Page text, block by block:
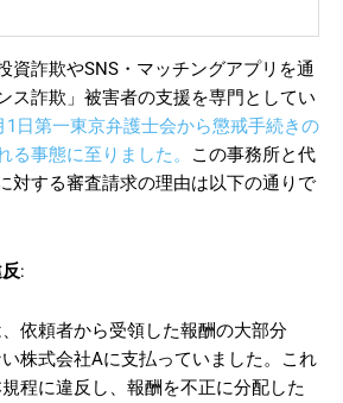
資詐欺やSNS・マッチングアプリを通
ス詐欺」被害者の支援を専門としてい
1日第一東京弁護士会から懲戒手続きの
る事態に至りました。
この事務所と代
対する審査請求の理由は以下の通りで
:
依頼者から受領した報酬の大部分
株式会社Aに支払っていました。これ
程に違反し、報酬を不正に分配した